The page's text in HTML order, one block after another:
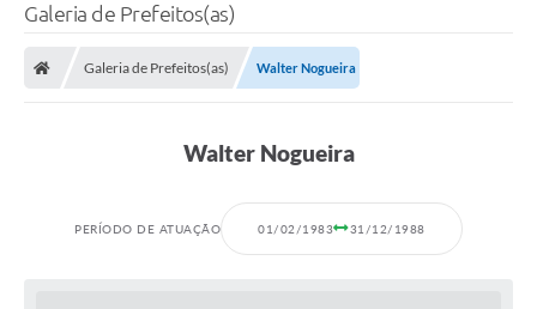
Galeria de Prefeitos(as)
Galeria de Prefeitos(as) Walter Nogueira
Walter Nogueira
PERÍODO DE ATUAÇÃO 01/02/1983 31/12/1988